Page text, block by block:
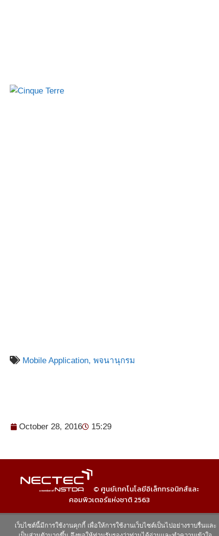
Mobile Application, พจนานุกรม
October 28, 2016 15:29
© ศูนย์เทคโนโลยีอิเล็กทรอนิกส์และ
คอมพิวเตอร์แห่งชาติ 2563
เว็บไซต์นี้มีการใช้งานคุกกี้ เพื่อให้การใช้งานเว็บไซต์เป็นไปอย่างราบรื่นและ